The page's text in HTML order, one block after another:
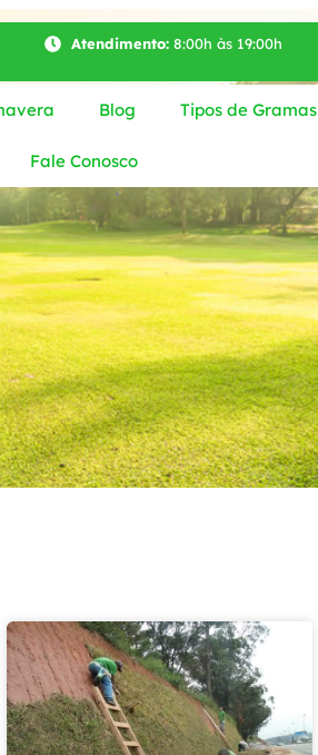
Atendimento:8:00h às 19:00h
Blog Tipos de Gramas
Fale Conosco